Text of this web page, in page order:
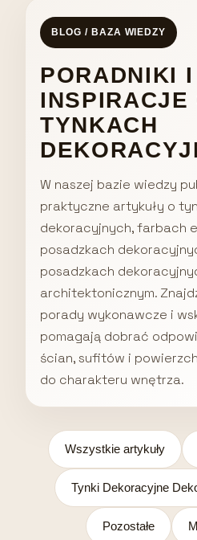
BLOG / BAZA WIEDZY
PORADNIKI I
INSPIRACJE
TYNKACH
W naszej bazie wiedzy
praktyczne artykuły o
dekoracyjnych, farbach
posadzkach
posadzkach
architektonicznym.
porady wykonawcze i
pomagają dobrać
ścian, sufitów i
do charakteru wnętrza.
Wszystkie artykuły
Tynki Dekoracyjne
Pozostałe